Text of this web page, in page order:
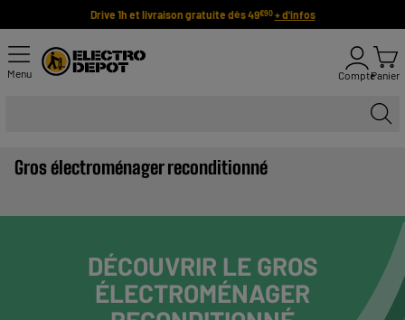
Drive 1h et livraison gratuite dès 49€90 + d'infos
Menu ComptePanier
Gros électroménager reconditionné
DÉCOUVRIR LE GROS
ÉLECTROMÉNAGER